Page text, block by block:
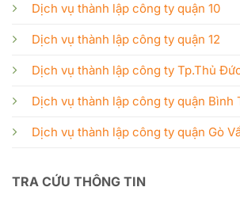
Dịch vụ thành lập công ty quận 10
Dịch vụ thành lập công ty quận 12
Dịch vụ thành lập công ty Tp.Thủ
Dịch vụ thành lập công ty quận Bình
Dịch vụ thành lập công ty quận Gò
TRA CỨU THÔNG TIN